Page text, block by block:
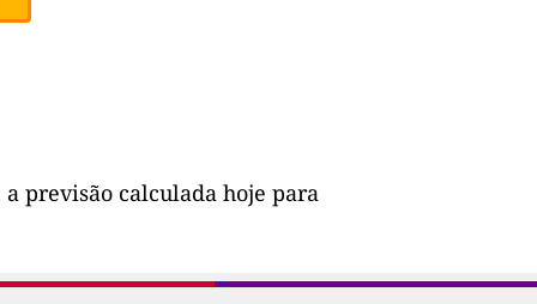
previsão calculada hoje para